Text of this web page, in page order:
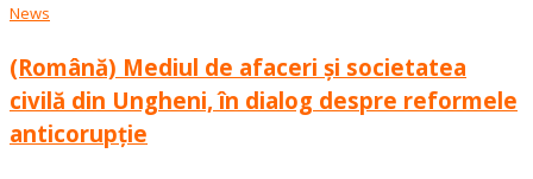
News
(Română) Mediul de afaceri și societatea
civilă din Ungheni, în dialog despre reformele
anticorupție